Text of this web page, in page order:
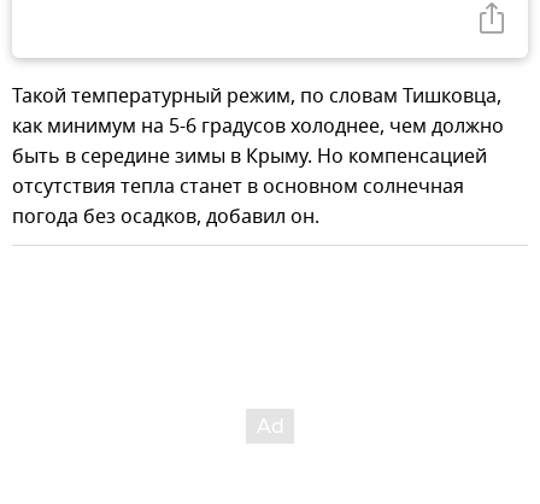
Такой температурный режим, по словам Тишковца,
как минимум на 5-6 градусов холоднее, чем должно
быть в середине зимы в Крыму. Но компенсацией
отсутствия тепла станет в основном солнечная
погода без осадков, добавил он.